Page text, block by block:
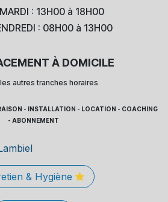
: 13H00 à 18H00
: 08H00 à 13H00
À DOMICILE
autres tranches horaires
- INSTALLATION - LOCATION - COACHING
- ABONNEMENT
& Hygiène